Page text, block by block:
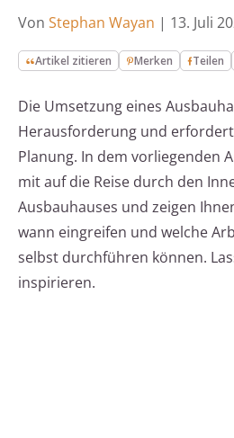
Von Stephan Wayan | 13. Juli
Artikel zitieren Merken Teilen
Die Umsetzung eines
Herausforderung und
Planung. In dem vorliegenden
mit auf die Reise durch den
Ausbauhauses und zeigen
wann eingreifen und welche
selbst durchführen können.
inspirieren.